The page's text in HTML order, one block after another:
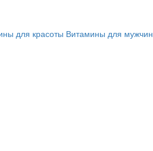
для красоты Витамины для мужчин